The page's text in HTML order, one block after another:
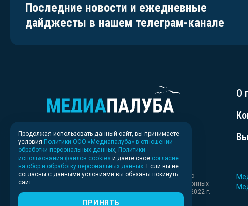
Последние новости и ежедневные
дайджесты в нашем телеграм-канале
О
Свидетельство о регистрации СМИ ИА № ФС 77 - 83037 выдано
Федеральной службой по надзору в сфере связи, информационных
технологий и массовых коммуникаций (Роскомнадзор) 30.03.2022 г.
Продолжая использовать данный сайт, вы принимаете
условия Политики ООО «Медиапалуба» в отношении
обработки персональных данных Политики
использования файлов cookies и даете свое согласие
на сбор и обработку персональных данных . Если вы не
согласны с данными условиями вы обязаны покинуть
сайт.
ПРИНЯТЬ